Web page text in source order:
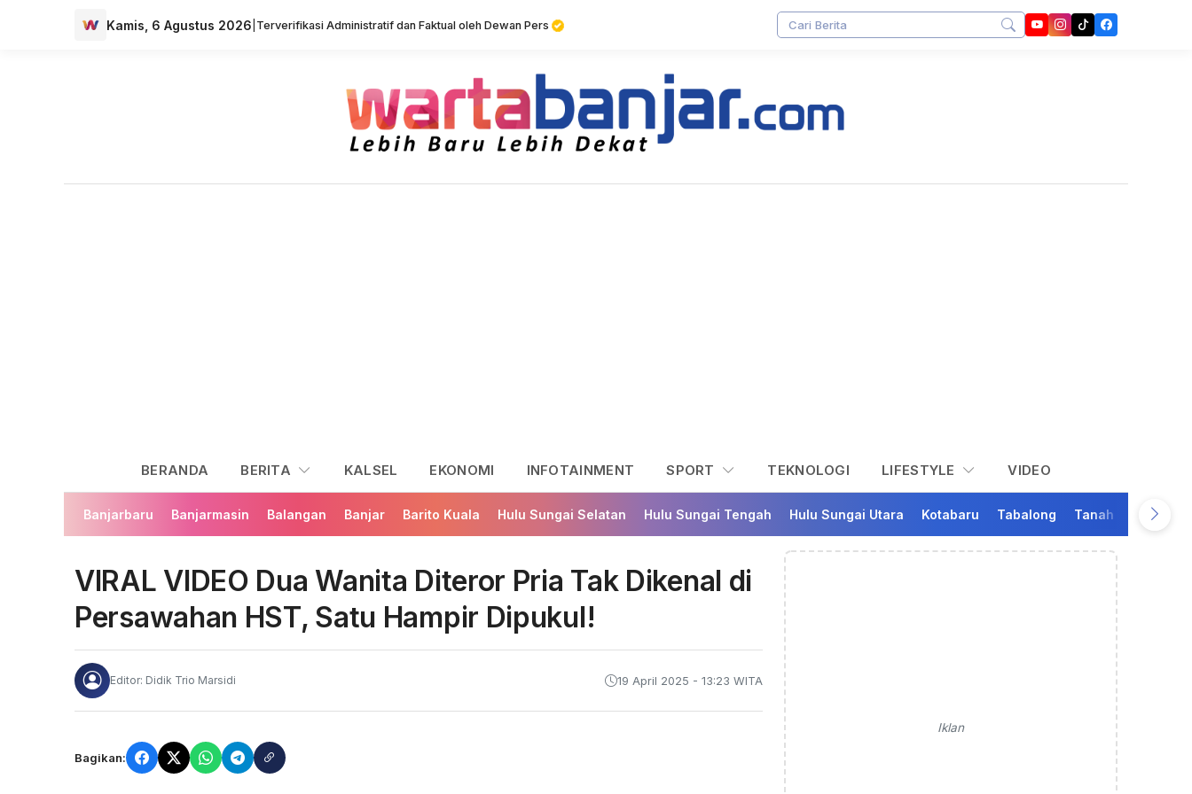
Kamis, 6 Agustus 2026 Terverifikasi Administratif dan Faktual oleh Dewan Pers
BERANDA BERITA KALSEL EKONOMI INFOTAINMENT SPORT TEKNOLOGI LIFESTYLE VIDEO
Banjarbaru Banjarmasin Balangan Banjar Barito Kuala Hulu Sungai Selatan Hulu Sungai Tengah Hulu Sungai Utara Kotabaru Tabalong Tanah Bumbu
VIRAL VIDEO Dua Wanita Diteror Pria Tak Dikenal di
Persawahan HST, Satu Hampir Dipukul!
Editor: Didik Trio Marsidi 19 April 2025 - 13:23 WITA
Bagikan:
Iklan